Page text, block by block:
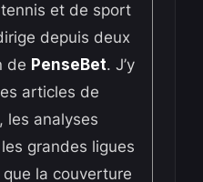
et de sport
depuis deux
de PenseBet. J’y
articles de
les analyses
grandes ligues
la couverture